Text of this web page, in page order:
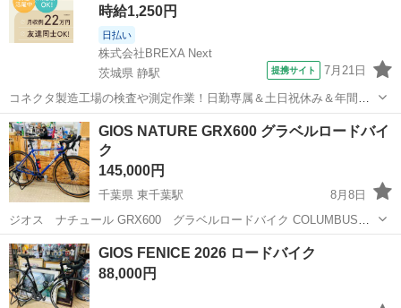
時給1,250円
日払い
株式会社BREXA Next
茨城県 静駅
提携サイト 7月21日
コネクタ製造工場の検査や測定作業！日勤専属＆土日祝休み＆年間休
日128日★クリーンルーム内作業★マイカー通勤OK＆無料駐車場あり
★就業先食堂利用可！日払い制度あり！《茨城県常陸大宮市》 人気の
工場のお仕事 ◇コネクタ製造工...
茨城 常陸大宮市
GIOS NATURE GRX600 グラベルロードバイ
ク
145,000円
千葉県 東千葉駅
8月8日
ジオス ナチュール GRX600 グラベルロードバイク COLUMBUSク
ロモリならではのゆったりとした乗り心地の中にスルーアクスルを採
用する事でカッチリとしたフィーリングです。 グラベル用新コンポー
ネントGRXを搭...
千葉 千葉市 グラベル
GIOS FENICE 2026 ロードバイク
88,000円